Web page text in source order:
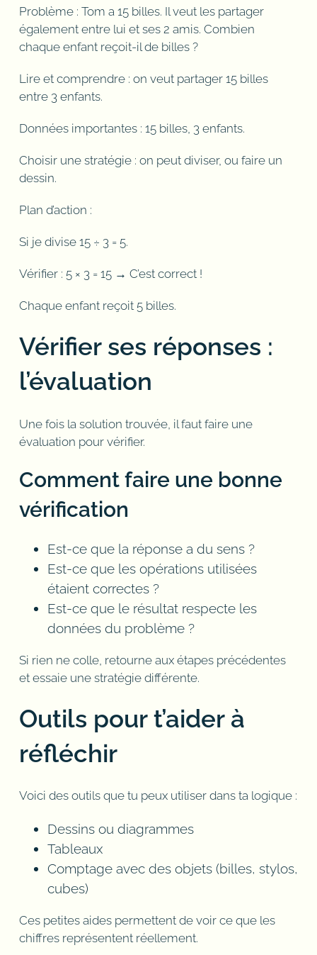
Problème : Tom a 15 billes. Il veut les partager
également entre lui et ses 2 amis. Combien
chaque enfant reçoit-il de billes ?
Lire et comprendre : on veut partager 15 billes
entre 3 enfants.
Données importantes : 15 billes, 3 enfants.
Choisir une stratégie : on peut diviser, ou faire un
dessin.
Plan d’action :
Si je divise 15 ÷ 3 = 5.
Vérifier : 5 × 3 = 15 → C’est correct !
Chaque enfant reçoit 5 billes.
Vérifier ses réponses :
l’évaluation
Une fois la solution trouvée, il faut faire une
évaluation pour vérifier.
Comment faire une bonne
vérification
Est-ce que la réponse a du sens ?
Est-ce que les opérations utilisées
étaient correctes ?
Est-ce que le résultat respecte les
données du problème ?
Si rien ne colle, retourne aux étapes précédentes
et essaie une stratégie différente.
Outils pour t’aider à
réfléchir
Voici des outils que tu peux utiliser dans ta logique :
Dessins ou diagrammes
Tableaux
Comptage avec des objets (billes, stylos,
cubes)
Ces petites aides permettent de voir ce que les
chiffres représentent réellement.